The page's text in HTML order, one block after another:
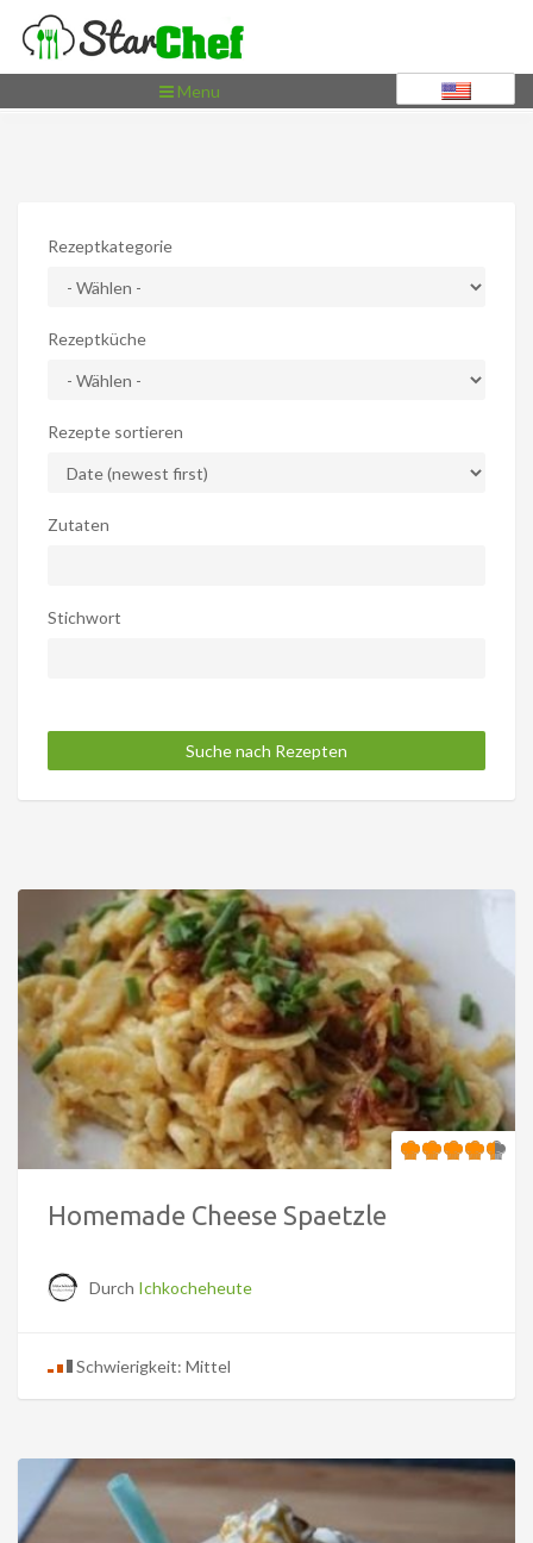
Toggle
navigation
Menu
Rezeptkategorie
Rezeptküche
Rezepte sortieren
Zutaten
Stichwort
Suche nach Rezepten
Homemade Cheese Spaetzle
Durch Ichkocheheute
Schwierigkeit: Mittel